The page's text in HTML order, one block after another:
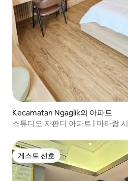
Kecamatan Ngaglik의 아파트
스튜디오 자판디 아파트 | 마타람
게스트 선호
게스트 선호